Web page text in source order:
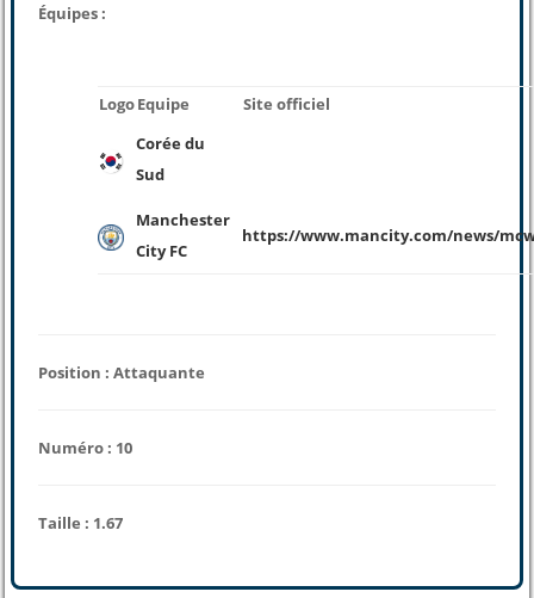
Équipes :
LogoEquipe
Site officiel
Corée du
Sud
Manchester
City FC
https://www.mancity.com/news/
Position : Attaquante
Numéro : 10
Taille : 1.67